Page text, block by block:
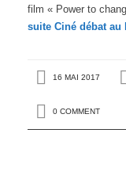
film « Power to
suiteCiné débat au
16 MAI 2017
0 COMMENT